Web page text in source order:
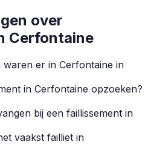
over
Cerfontaine
waren er in Cerfontaine in
in Cerfontaine opzoeken?
bij een faillissement in
vaakst failliet in